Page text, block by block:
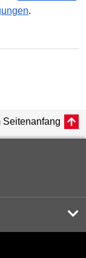
.
Seitenanfang